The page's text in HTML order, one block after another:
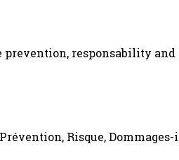
prevention, responsability
Risque,